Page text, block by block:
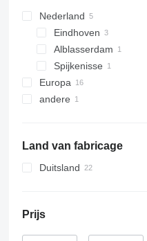
Verso
Wish
Nederland
Eindhoven
Alblasserdam
Spijkenisse
Europa
Slowakije
België
andere
Land van fabricage
Duitsland
Prijs